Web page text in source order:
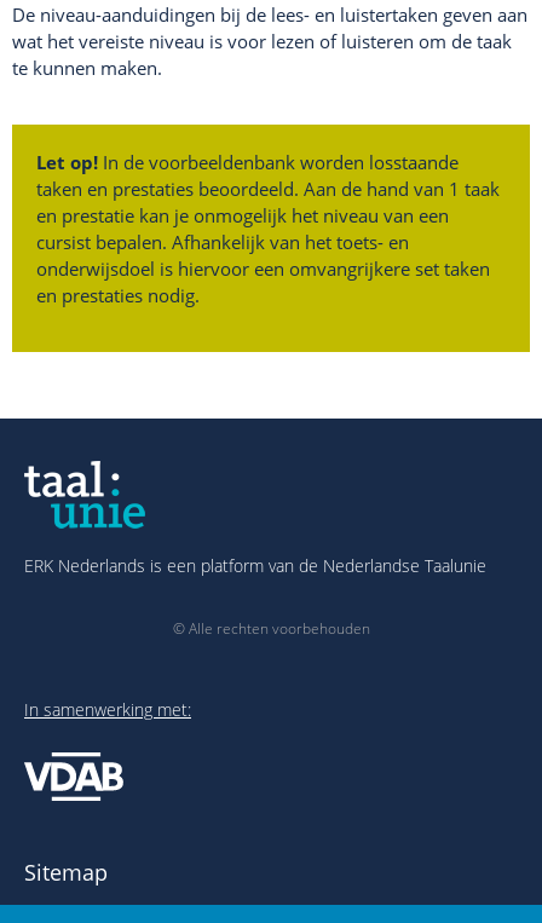
De niveau-aanduidingen bij de lees- en luistertaken geven aan
wat het vereiste niveau is voor lezen of luisteren om de taak
te kunnen maken.
Let op! In de voorbeeldenbank worden losstaande
taken en prestaties beoordeeld. Aan de hand van 1 taak
en prestatie kan je onmogelijk het niveau van een
cursist bepalen. Afhankelijk van het toets- en
onderwijsdoel is hiervoor een omvangrijkere set taken
en prestaties nodig.
ERK Nederlands is een platform van de Nederlandse Taalunie
© Alle rechten voorbehouden
In samenwerking met:
Sitemap